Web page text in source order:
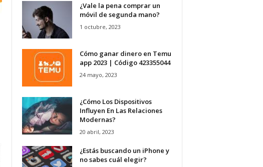
¿Vale la pena comprar un
móvil de segunda mano?
1 octubre, 2023
Cómo ganar dinero en Temu
app 2023 | Código 423355044
24 mayo, 2023
¿Cómo Los Dispositivos
Influyen En Las Relaciones
Modernas?
20 abril, 2023
¿Estás buscando un iPhone y
no sabes cuál elegir?